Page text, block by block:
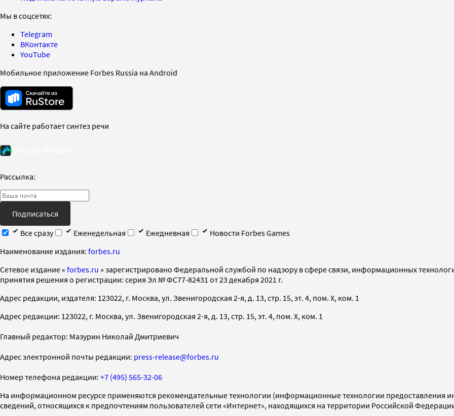
Мы в соцсетях:
Telegram
ВКонтакте
YouTube
Мобильное приложение Forbes Russia на Android
На сайте работает синтез речи
Рассылка:
Подписаться
Все сразу
Еженедельная Ежедневная
Новости Forbes Games
Наименование издания: forbes.ru
Cетевое издание « forbes.ru » зарегистрировано Федеральной службой по надзору в сфере связи, информационных
принятия решения о регистрации: серия Эл № ФС77-82431 от 23 декабря 2021 г.
Адрес редакции, издателя: 123022, г. Москва, ул. Звенигородская 2-я, д. 13, стр. 15, эт. 4, пом. X, ком. 1
Адрес редакции: 123022, г. Москва, ул. Звенигородская 2-я, д. 13, стр. 15, эт. 4, пом. X, ком. 1
Главный редактор: Мазурин Николай Дмитриевич
Адрес электронной почты редакции: press-release@forbes.ru
Номер телефона редакции: +7 (495) 565-32-06
На информационном ресурсе применяются рекомендательные технологии (информационные технологии предоставления
сведений, относящихся к предпочтениям пользователей сети «Интернет», находящихся на территории Российской